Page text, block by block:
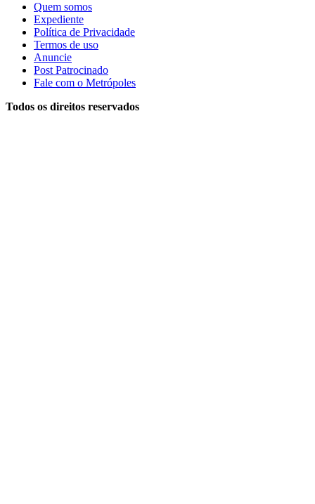
Quem somos
Expediente
Política de Privacidade
Termos de uso
Anuncie
Post Patrocinado
Fale com o Metrópoles
Todos os direitos reservados